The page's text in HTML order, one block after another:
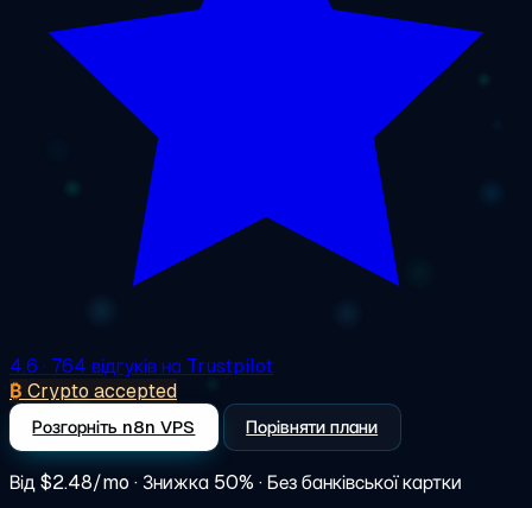
4.6 · 764 відгуків на Trustpilot
₿ Crypto accepted
Розгорніть n8n VPS Порівняти плани
Від$2.48/mo · Знижка 50% · Без банківської картки